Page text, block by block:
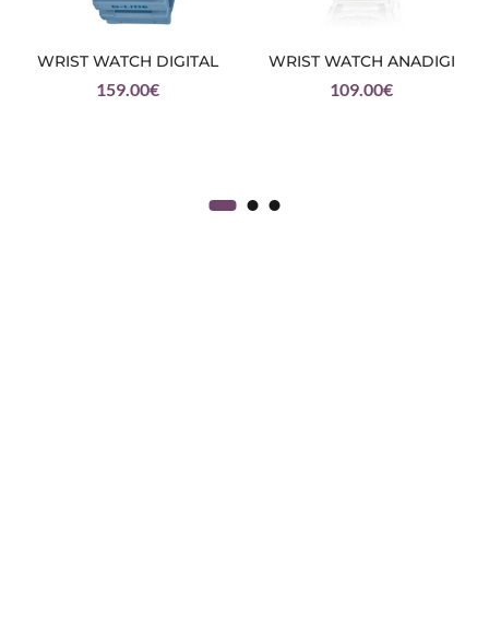
WRIST WATCH DIGITAL
159.00€
WRIST WATCH ANADIGI
109.00€